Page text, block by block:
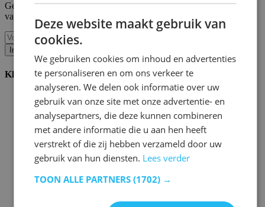
Geef ons uw e-mail en u wordt maandelijks op de hoogte gehouden
van de laatste gebeurtenissen.
Inschrijven
Klantenservice
Bestellen bij Emob
Betaalmogelijkheden
Verzending en levering
Service en garantie
Annuleren of retourneren
Klachten
Montagetips
Wachtwoord vergeten?
Palletopslag & Fulfilment
Deze website maakt gebruik van
cookies.
We gebruiken cookies om inhoud en advertenties
te personaliseren en om ons verkeer te
analyseren. We delen ook informatie over uw
gebruik van onze site met onze advertentie- en
analysepartners, die deze kunnen combineren
met andere informatie die u aan hen heeft
verstrekt of die zij hebben verzameld door uw
gebruik van hun diensten. Lees verder
TOON ALLE PARTNERS (1702) →